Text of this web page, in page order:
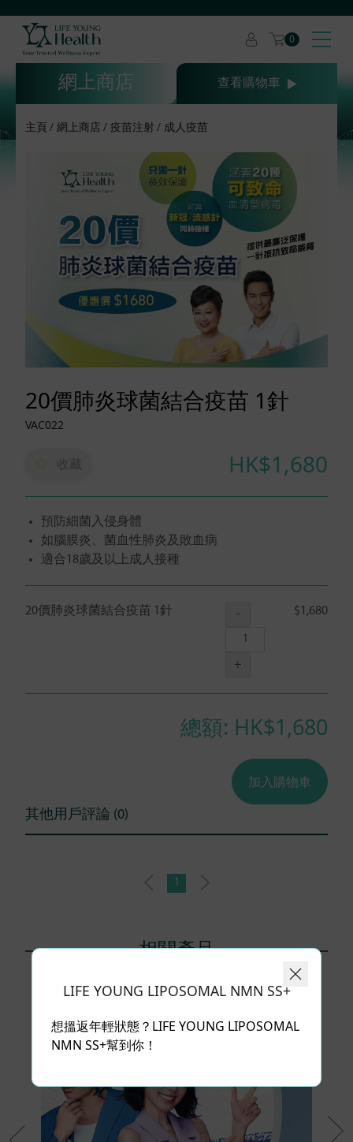
0
網上商店 查看購物車
主頁 網上商店 疫苗注射 成人疫苗
20價肺炎球菌結合疫苗 1針
VAC022
收藏 HK$1,680
預防細菌入侵身體
如腦膜炎、菌血性肺炎及敗血病
適合18歲及以上成人接種
20價肺炎球菌結合疫苗 1針 -
+
$1,680
總額: HK$1,680
加入購物車
其他用戶評論 (0)
1
相關產品
LIFE YOUNG LIPOSOMAL NMN SS+
想搵返年輕狀態？LIFE YOUNG LIPOSOMAL
NMN SS+幫到你！